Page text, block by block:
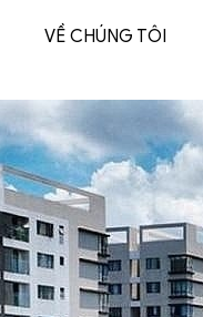
VỀ CHÚNG TÔI